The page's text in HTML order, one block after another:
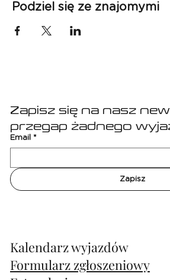
Podziel się ze znajomymi
Zapisz się na nasz
przegap żadnego
Email *
Zapisz
Kalendarz wyjazdów
Formularz zgłoszeniowy